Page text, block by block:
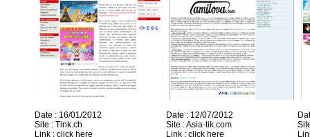
Date : 16/01/2012
Site : Tink.ch
Link : click here
Date : 12/07/2012
Site : Asia-tik.com
Link : click here